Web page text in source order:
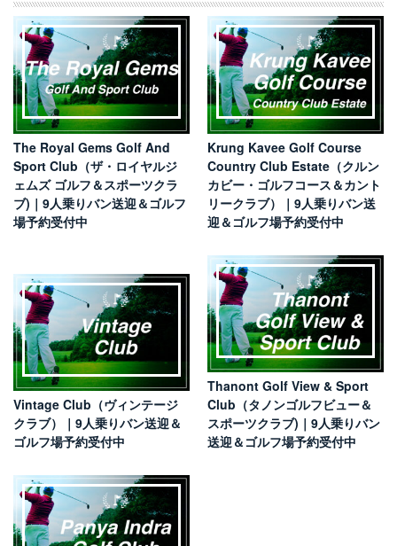
The Royal Gems Golf And
Sport Club（ザ・ロイヤルジ
ェムズ ゴルフ＆スポーツクラ
ブ)｜9人乗りバン送迎＆ゴルフ
場予約受付中
Krung Kavee Golf Course
Country Club Estate（クルン
カビー・ゴルフコース＆カント
リークラブ）｜9人乗りバン送
迎＆ゴルフ場予約受付中
Vintage Club（ヴィンテージ
クラブ）｜9人乗りバン送迎＆
ゴルフ場予約受付中
Thanont Golf View & Sport
Club（タノンゴルフビュー＆
スポーツクラブ)｜9人乗りバン
送迎＆ゴルフ場予約受付中